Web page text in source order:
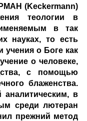
(Keckermann)
теологии в
в так
науках, то есть
учения о Боге как
о человеке,
с помощью
блаженства.
в
среди лютеран
прежний метод